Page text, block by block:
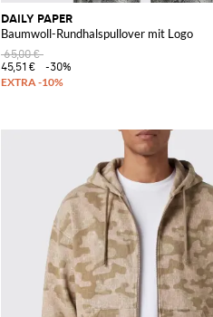
DAILY PAPER
Baumwoll-Rundhalspullover mit Logo
65,00 €
45,51 €
-30%